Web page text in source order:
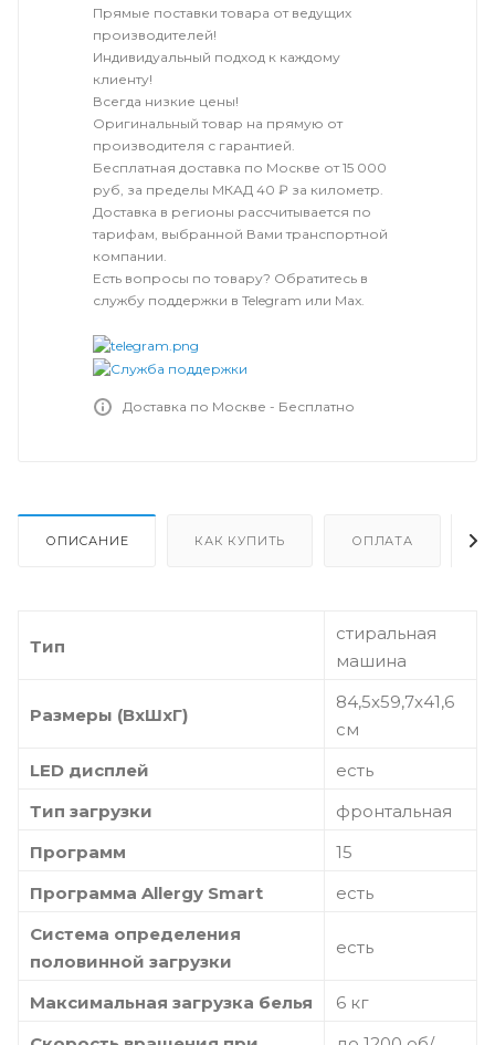
Прямые поставки товара от ведущих
производителей!
Индивидуальный подход к каждому
клиенту!
Всегда низкие цены!
Оригинальный товар на прямую от
производителя с гарантией.
Бесплатная доставка по Москве от 15 000
руб, за пределы МКАД 40 ₽ за километр.
Доставка в регионы рассчитывается по
тарифам, выбранной Вами транспортной
компании.
Есть вопросы по товару? Обратитесь в
службу поддержки в Telegram или Max.
Доставка по Москве - Бесплатно
ОПИСАНИЕ КАК КУПИТЬ ОПЛАТА
Тип
стиральная
машина
Размеры (ВхШхГ)
84,5x59,7x41,6
см
LED дисплей
есть
Тип загрузки
фронтальная
Программ
15
Программа Allergy Smart
есть
Система определения
половинной загрузки
есть
Максимальная загрузка белья
6 кг